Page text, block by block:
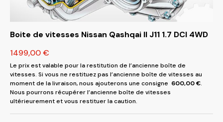
Boite de vitesses Nissan Qashqai II J11 1.7 DCI 4WD
1499,00€
Le prix est valable pour la restitution de l’ancienne boîte de
vitesses. Si vous ne restituez pas l’ancienne boîte de vitesses au
moment de la livraison, nous ajouterons une consigne 600,00€.
Nous pourrons récupérer l’ancienne boîte de vitesses
ultérieurement et vous restituer la caution.